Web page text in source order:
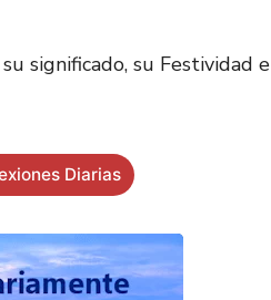
significado, su Festividad e
Diarias